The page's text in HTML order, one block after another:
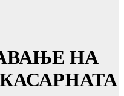
НА